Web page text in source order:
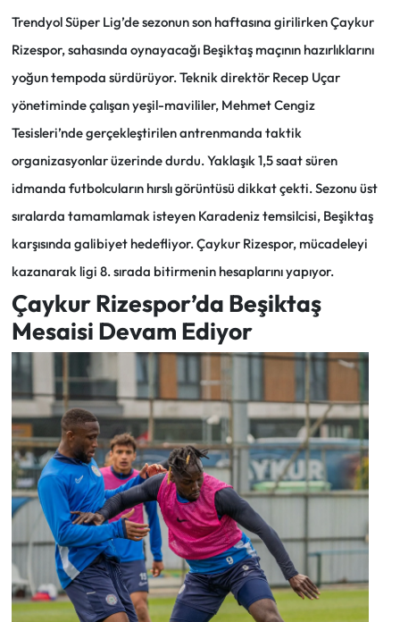
Trendyol Süper Lig’de sezonun son haftasına girilirken Çaykur
Rizespor, sahasında oynayacağı Beşiktaş maçının hazırlıklarını
yoğun tempoda sürdürüyor. Teknik direktör Recep Uçar
yönetiminde çalışan yeşil-mavililer, Mehmet Cengiz
Tesisleri’nde gerçekleştirilen antrenmanda taktik
organizasyonlar üzerinde durdu. Yaklaşık 1,5 saat süren
idmanda futbolcuların hırslı görüntüsü dikkat çekti. Sezonu üst
sıralarda tamamlamak isteyen Karadeniz temsilcisi, Beşiktaş
karşısında galibiyet hedefliyor. Çaykur Rizespor, mücadeleyi
kazanarak ligi 8. sırada bitirmenin hesaplarını yapıyor.
Çaykur Rizespor’da Beşiktaş
Mesaisi Devam Ediyor
Mektup Galeri
Sağlık
Turizm